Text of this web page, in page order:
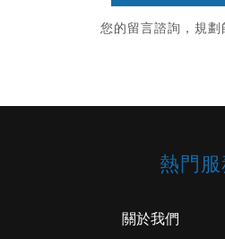
您的留言諮詢，規
熱門
關於我們